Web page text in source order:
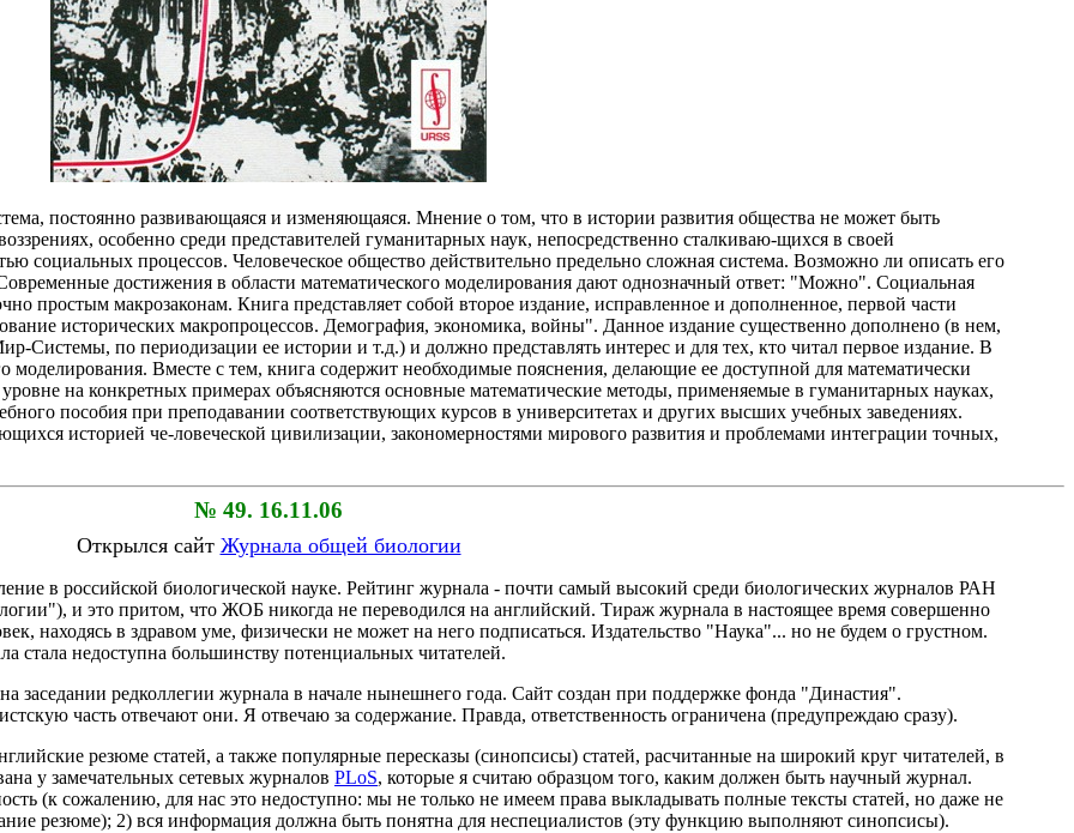
постоянно развивающаяся и изменяющаяся. Мнение о том, что в истории развития общества не может быть
особенно среди представителей гуманитарных наук, непосредственно сталкиваю-щихся в своей
социальных процессов. Человеческое общество действительно предельно сложная система. Возможно ли описать его
достижения в области математического моделирования дают однозначный ответ: "Можно". Социальная
простым макрозаконам. Книга представляет собой второе издание, исправленное и дополненное, первой части
исторических макропроцессов. Демография, экономика, войны". Данное издание существенно дополнено (в нем,
Системы, по периодизации ее истории и т.д.) и должно представлять интерес и для тех, кто читал первое издание. В
моделирования. Вместе с тем, книга содержит необходимые пояснения, делающие ее доступной для математически
на конкретных примерах объясняются основные математические методы, применяемые в гуманитарных науках,
пособия при преподавании соответствующих курсов в университетах и других высших учебных заведениях.
историей че-ловеческой цивилизации, закономерностями мирового развития и проблемами интеграции точных,
№ 49. 16.11.06
Открылся сайт Журнала общей биологии
в российской биологической науке. Рейтинг журнала - почти самый высокий среди биологических журналов РАН
и это притом, что ЖОБ никогда не переводился на английский. Тираж журнала в настоящее время совершенно
находясь в здравом уме, физически не может на него подписаться. Издательство "Наука"... но не будем о грустном.
стала недоступна большинству потенциальных читателей.
заседании редколлегии журнала в начале нынешнего года. Сайт создан при поддержке фонда "Династия".
часть отвечают они. Я отвечаю за содержание. Правда, ответственность ограничена (предупреждаю сразу).
резюме статей, а также популярные пересказы (синопсисы) статей, расчитанные на широкий круг читателей, в
у замечательных сетевых журналов PLoS, которые я считаю образцом того, каким должен быть научный журнал.
(к сожалению, для нас это недоступно: мы не только не имеем права выкладывать полные тексты статей, но даже не
резюме); 2) вся информация должна быть понятна для неспециалистов (эту функцию выполняют синопсисы).